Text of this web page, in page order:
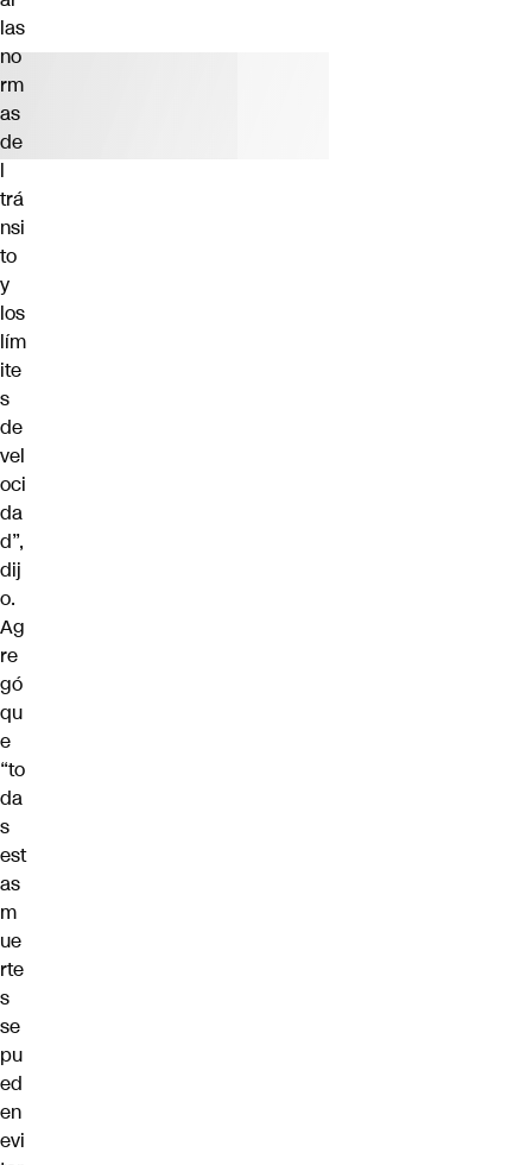
las
no
rm
as
de
l
trá
nsi
to
y
los
lím
ite
s
de
vel
oci
da
d”,
dij
o.
Ag
re
gó
qu
e
“to
da
s
est
as
m
ue
rte
s
se
pu
ed
en
evi